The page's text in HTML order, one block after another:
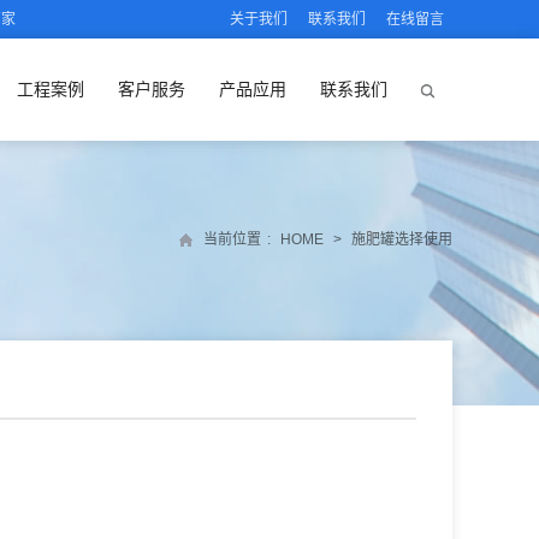
关于我们 联系我们 在线留言
工程案例 客户服务 产品应用 联系我们
当前位置 : HOME > 施肥罐选择使用